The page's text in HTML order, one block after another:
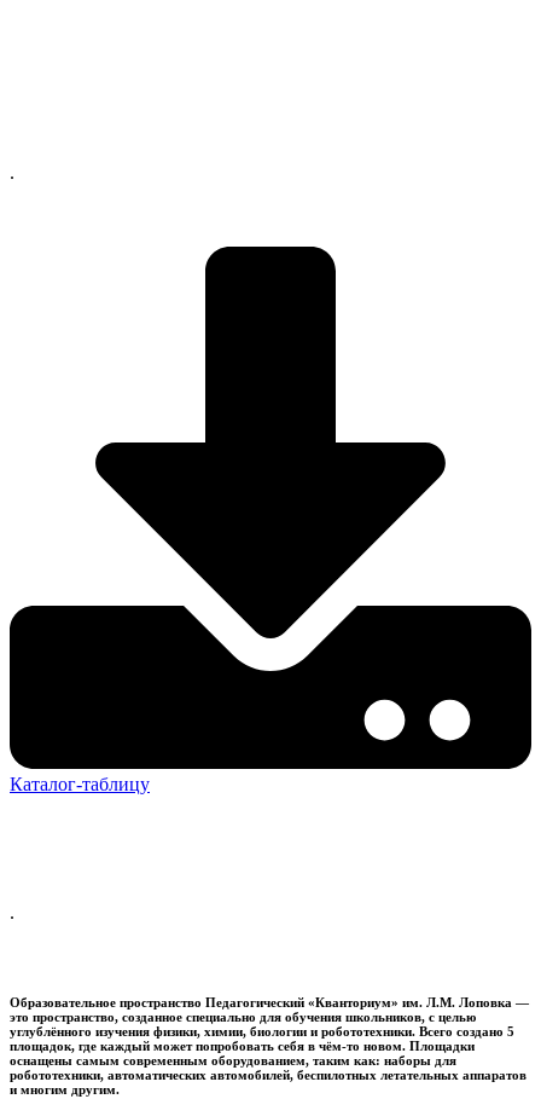
.
Каталог-таблицу
.
Образовательное пространство Педагогический «Кванториум» им. Л.М. Лоповка —
это пространство, созданное специально для обучения школьников, с целью
углублённого изучения физики, химии, биологии и робототехники. Всего создано 5
площадок, где каждый может попробовать себя в чём-то новом. Площадки
оснащены самым современным оборудованием, таким как: наборы для
робототехники, автоматических автомобилей, беспилотных летательных аппаратов
и многим другим.